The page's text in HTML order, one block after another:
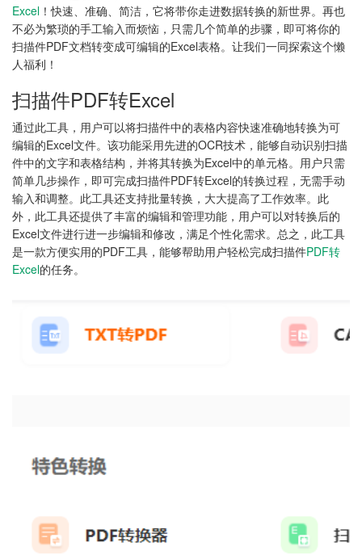
Excel ！快速、准确、简洁，它将带你走进数据转换的新世界。再也
不必为繁琐的手工输入而烦恼，只需几个简单的步骤，即可将你的
扫描件PDF文档转变成可编辑的Excel表格。让我们一同探索这个懒
人福利！
扫描件PDF转Excel
通过此工具，用户可以将扫描件中的表格内容快速准确地转换为可
编辑的Excel文件。该功能采用先进的OCR技术，能够自动识别扫描
件中的文字和表格结构，并将其转换为Excel中的单元格。用户只需
简单几步操作，即可完成扫描件PDF转Excel的转换过程，无需手动
输入和调整。此工具还支持批量转换，大大提高了工作效率。此
外，此工具还提供了丰富的编辑和管理功能，用户可以对转换后的
Excel文件进行进一步编辑和修改，满足个性化需求。总之，此工具
是一款方便实用的PDF工具，能够帮助用户轻松完成扫描件PDF转
Excel的任务。